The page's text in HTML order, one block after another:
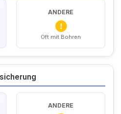
ANDERE
Oft mit Bohren
ANDERE